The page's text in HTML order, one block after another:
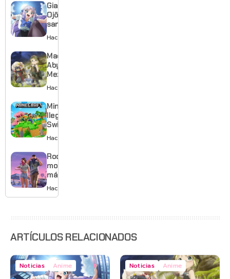
Giant
Ojō-
sama
revela
visual y
confirma
estreno
para
enero de
2027
Hace 1 día
Made in
Abyss:
Mezameru
Shinpi
revela
nuevo
tráiler,
reparto y
tema
musical
Hace 1 día
Minecraft
llega a
Switch 2
con
mejores
gráficos
y mucho
Mario
Hace 1 día
Rockstar
mostrará
más de
GTA 6 en
agosto
Hace 2 días
ARTÍCULOS RELACIONADOS
Noticias Anime Noticias Anime